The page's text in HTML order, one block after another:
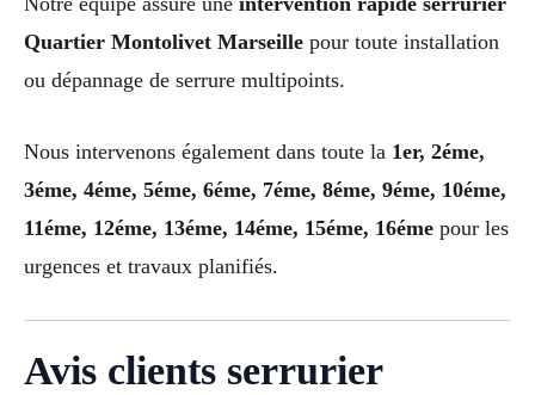
Quartier Montolivet Marseille pour toute installation
ou dépannage de serrure multipoints.
Nous intervenons également dans toute la 1er, 2éme,
3éme, 4éme, 5éme, 6éme, 7éme, 8éme, 9éme, 10éme,
11éme, 12éme, 13éme, 14éme, 15éme, 16éme pour les
urgences et travaux planifiés.
Avis clients serrurier